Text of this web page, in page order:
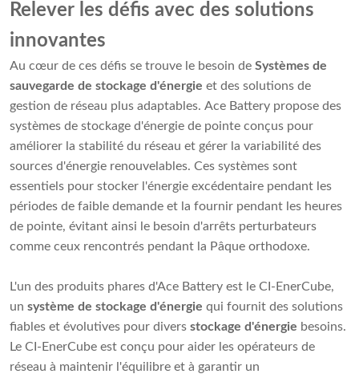
Relever les défis avec des solutions
innovantes
Au cœur de ces défis se trouve le besoin de Systèmes de
sauvegarde de stockage d'énergie et des solutions de
gestion de réseau plus adaptables. Ace Battery propose des
systèmes de stockage d'énergie de pointe conçus pour
améliorer la stabilité du réseau et gérer la variabilité des
sources d'énergie renouvelables. Ces systèmes sont
essentiels pour stocker l'énergie excédentaire pendant les
périodes de faible demande et la fournir pendant les heures
de pointe, évitant ainsi le besoin d'arrêts perturbateurs
comme ceux rencontrés pendant la Pâque orthodoxe.
L'un des produits phares d'Ace Battery est le CI-EnerCube,
un système de stockage d'énergie qui fournit des solutions
fiables et évolutives pour divers stockage d'énergie besoins.
Le CI-EnerCube est conçu pour aider les opérateurs de
réseau à maintenir l'équilibre et à garantir un